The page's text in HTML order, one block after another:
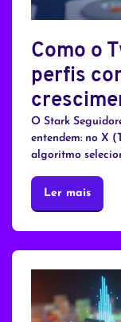
Como o
perfis
O Stark
entendem: no X
algoritmo
Ler mais